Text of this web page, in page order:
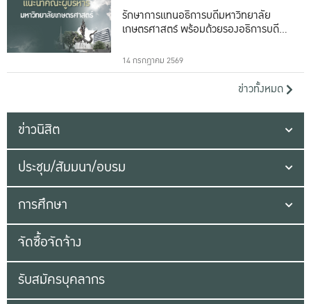
ธรรม
รักษาการแทนอธิการบดีมหาวิทยาลัย
เกษตรศาสตร์ พร้อมด้วยรองอธิการบดีทั้ง
14 กรกฎาคม 2569
ข่าวทั้งหมด
ข่าวนิสิต
ประชุม/สัมมนา/อบรม
การศึกษา
จัดซื้อจัดจ้าง
รับสมัครบุคลากร